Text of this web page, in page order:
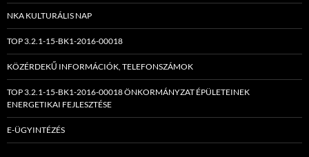
NKA KULTURÁLIS NAP
TOP 3.2.1-15-BK1-2016-00018
KÖZÉRDEKŰ INFORMÁCIÓK, TELEFONSZÁMOK
TOP 3.2.1-15-BK1-2016-00018 ÖNKORMÁNYZAT ÉPÜLETEINEK
ENERGETIKAI FEJLESZTÉSE
E-ÜGYINTÉZÉS